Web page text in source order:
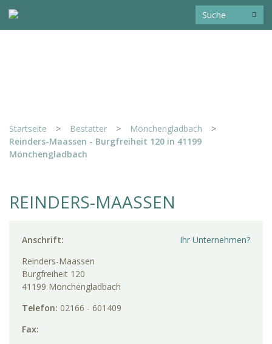
Startseite > Bestatter > Mönchengladbach
>
Reinders-Maassen - Burgfreiheit 120 in 41199
Mönchengladbach
REINDERS-MAASSEN
Ihr Unternehmen?
Anschrift:
Reinders-Maassen
Burgfreiheit 120
41199 Mönchengladbach
Telefon: 02166 - 601409
Fax: